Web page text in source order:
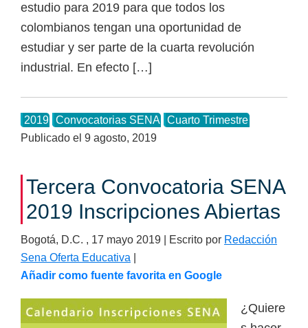
b
r
e
c
s
r
t
u
estudio para 2019 para que todos los
colombianos tengan una oportunidad de
estudiar y ser parte de la cuarta revolución
industrial. En efecto […]
2019 Convocatorias SENA
Cuarto Trimestre
Publicado el 9 agosto, 2019
Tercera Convocatoria SENA
2019 Inscripciones Abiertas
Bogotá, D.C. , 17 mayo 2019 | Escrito por Redacción
Sena Oferta Educativa
Añadir como fuente favorita en Google
¿Quiere